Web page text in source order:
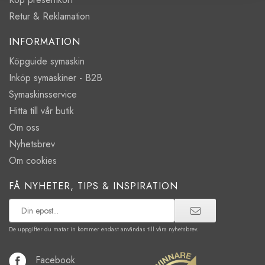
Retur & Reklamation
INFORMATION
Köpguide symaskin
Inköp symaskiner - B2B
Symaskinsservice
Hitta till vår butik
Om oss
Nyhetsbrev
Om cookies
FÅ NYHETER, TIPS & INSPIRATION
De uppgifter du matar in kommer endast användas till våra nyhetsbrev.
Facebook